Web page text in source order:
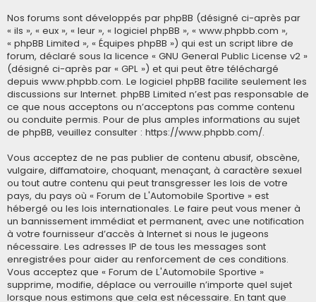
Nos forums sont développés par phpBB (désigné ci-après par
« ils », « eux », « leur », « logiciel phpBB », « www.phpbb.com »,
« phpBB Limited », « Équipes phpBB ») qui est un script libre de
forum, déclaré sous la licence « GNU General Public License v2 »
(désigné ci-après par « GPL ») et qui peut être téléchargé
depuis www.phpbb.com. Le logiciel phpBB facilite seulement les
discussions sur Internet. phpBB Limited n’est pas responsable de
ce que nous acceptons ou n’acceptons pas comme contenu
ou conduite permis. Pour de plus amples informations au sujet
de phpBB, veuillez consulter : https://www.phpbb.com/.
Vous acceptez de ne pas publier de contenu abusif, obscène,
vulgaire, diffamatoire, choquant, menaçant, à caractère sexuel
ou tout autre contenu qui peut transgresser les lois de votre
pays, du pays où « Forum de L'Automobile Sportive » est
hébergé ou les lois internationales. Le faire peut vous mener à
un bannissement immédiat et permanent, avec une notification
à votre fournisseur d’accès à Internet si nous le jugeons
nécessaire. Les adresses IP de tous les messages sont
enregistrées pour aider au renforcement de ces conditions.
Vous acceptez que « Forum de L'Automobile Sportive »
supprime, modifie, déplace ou verrouille n’importe quel sujet
lorsque nous estimons que cela est nécessaire. En tant que